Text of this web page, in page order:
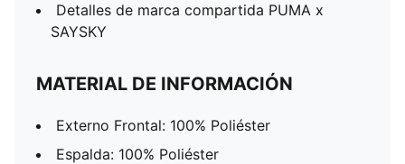
Detalles de marca compartida PUMA x
SAYSKY
MATERIAL DE INFORMACIÓN
Externo Frontal: 100% Poliéster
Espalda: 100% Poliéster